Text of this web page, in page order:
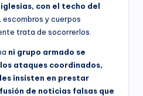
con el techo del
escombros y cuerpos
trata de socorrerlos.
ni grupo armado se
ataques coordinados,
insisten en prestar
de noticias falsas que